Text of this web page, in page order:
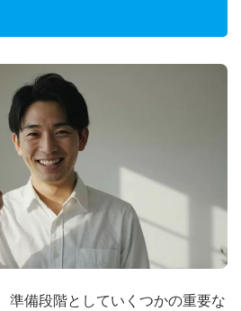
準備段階としていくつかの重要な